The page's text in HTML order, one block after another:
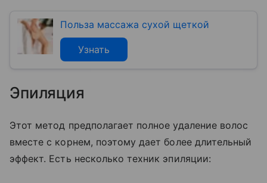
Польза массажа сухой щеткой
Узнать
Эпиляция
Этот метод предполагает полное удаление волос
вместе с корнем, поэтому дает более длительный
эффект. Есть несколько техник эпиляции: